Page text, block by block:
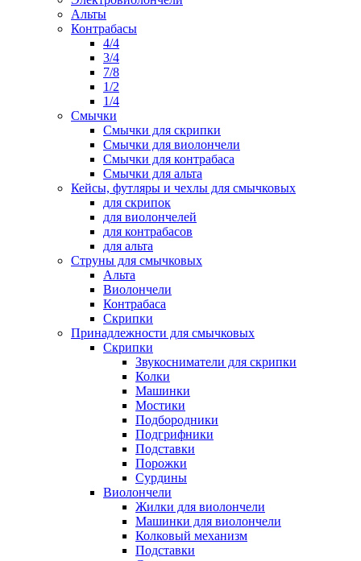
Альты
Контрабасы
4/4
3/4
7/8
1/2
1/4
Смычки
Смычки для скрипки
Смычки для виолончели
Смычки для контрабаса
Смычки для альта
Кейсы, футляры и чехлы для смычковых
для скрипок
для виолончелей
для контрабасов
для альта
Струны для смычковых
Альта
Виолончели
Контрабаса
Скрипки
Принадлежности для смычковых
Скрипки
Звукосниматели для скрипки
Колки
Машинки
Мостики
Подбородники
Подгрифники
Подставки
Порожки
Сурдины
Виолончели
Жилки для виолончели
Машинки для виолончели
Колковый механизм
Подставки